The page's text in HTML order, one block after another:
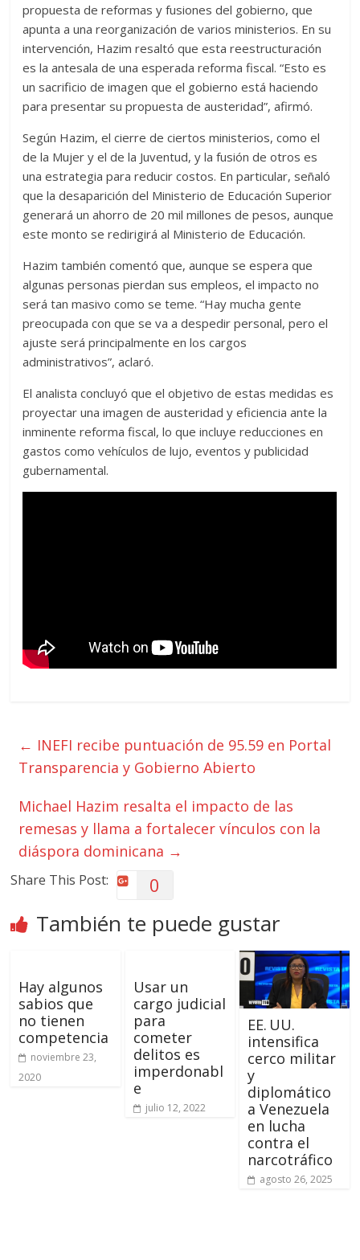
propuesta de reformas y fusiones del gobierno, que
apunta a una reorganización de varios ministerios. En su
intervención, Hazim resaltó que esta reestructuración
es la antesala de una esperada reforma fiscal. “Esto es
un sacrificio de imagen que el gobierno está haciendo
para presentar su propuesta de austeridad”, afirmó.
Según Hazim, el cierre de ciertos ministerios, como el
de la Mujer y el de la Juventud, y la fusión de otros es
una estrategia para reducir costos. En particular, señaló
que la desaparición del Ministerio de Educación Superior
generará un ahorro de 20 mil millones de pesos, aunque
este monto se redirigirá al Ministerio de Educación.
Hazim también comentó que, aunque se espera que
algunas personas pierdan sus empleos, el impacto no
será tan masivo como se teme. “Hay mucha gente
preocupada con que se va a despedir personal, pero el
ajuste será principalmente en los cargos
administrativos”, aclaró.
El analista concluyó que el objetivo de estas medidas es
proyectar una imagen de austeridad y eficiencia ante la
inminente reforma fiscal, lo que incluye reducciones en
gastos como vehículos de lujo, eventos y publicidad
gubernamental.
← INEFI recibe puntuación de 95.59 en Portal
Transparencia y Gobierno Abierto
Michael Hazim resalta el impacto de las
remesas y llama a fortalecer vínculos con la
diáspora dominicana →
Share This Post: 0
También te puede gustar
Hay algunos
sabios que
no tienen
competencia
noviembre 23,
2020
Usar un
cargo judicial
para
cometer
delitos es
imperdonabl
e
julio 12, 2022
EE. UU.
intensifica
cerco militar
y
diplomático
a Venezuela
en lucha
contra el
narcotráfico
agosto 26, 2025